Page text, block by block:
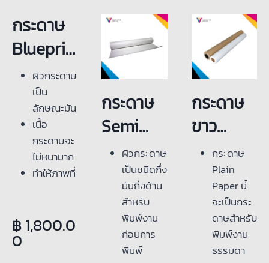
กึ่งมันกึ่ง
ด้าน 235
แกรม
ออกโทน
เหลือง
กระดาษกัน
น้ำ 100%
แห้งทันที
หลังพิมพ์
งานเสร็จ
สำหรับงาน
พิมพ์
ภาพถ่าย
แต้ม การ์ด
เชิญ
0
กระดาษจะ
ไม่หนามาก
ทำให้ภาพที่
ขาวบนพื้น
สีน้ำเงิน
ลวดลาย
สีน้ำเงินบน
พื้นสีขาว
ราคาถูก
สามารถใช้
กับเครื่อง
ปริ้นเตอร์
0
กระดาษ
Blueprin
t 36*150
m แกน 3
นิ้ว
ผิวกระดาษ
เป็น
ลักษณะมัน
เนื้อ
กระดาษจะ
ไม่หนามาก
ทำให้ภาพที่
ขาวบนพื้น
฿1,800.0
0
กระดาษ
Semi
Gloss
Proof
24″36″*
30 M
(200GS
ผิวกระดาษ
เป็นชนิดกึ่ง
มันกึ่งด้าน
สำหรับ
พิมพ์งาน
ก่อนการ
พิมพ์
กระดาษ
ขาว
พล๊อต
เนื้อ
Plain 80
แกรม
หน้ากว้าง
กระดาษ
Plain
Paper นี้
จะเป็นกระ
ดาษสำหรับ
พิมพ์งาน
ธรรมดา